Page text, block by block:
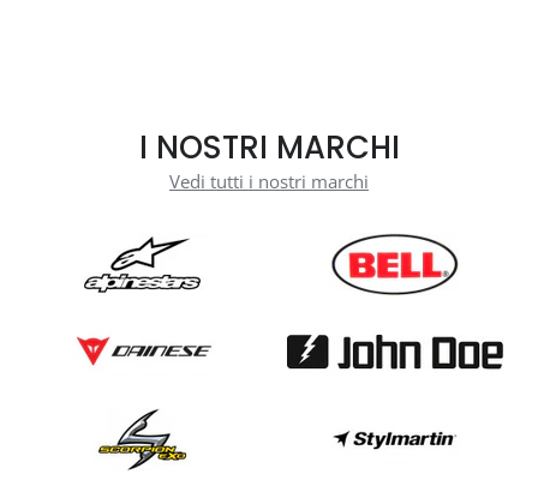
I NOSTRI MARCHI
Vedi tutti i nostri marchi